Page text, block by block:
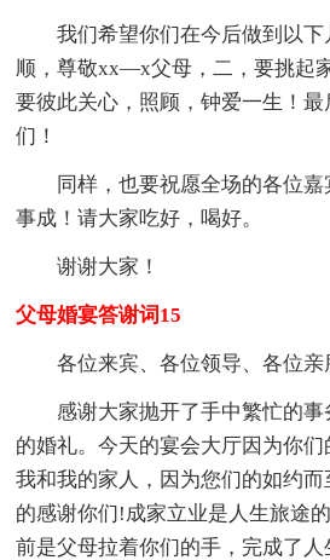
我们希望你们在今后做到以
顺，尊敬xx—x父母，二，要挑起
要彼此关心，照顾，钟爱一生！
们！
同样，也要祝愿全场的各位
事成！请大家吃好，喝好。
谢谢大家！
父母婚宴答谢词15
各位来宾、各位领导、各位
感谢大家抛开了手中繁忙的
的婚礼。今天的宴会大厅因为你们
我和我的家人，因为您们的如约
的感谢你们!成家立业是人生旅途
前是父母拉着你们的手，完成了